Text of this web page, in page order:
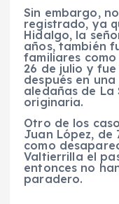
Sin embargo,
registrado, ya
Hidalgo, la
años, también
familiares
26 de julio y
después en
aledañas de La
originaria.
Otro de los
Juan López,
como
Valtierrilla el
entonces no
paradero.